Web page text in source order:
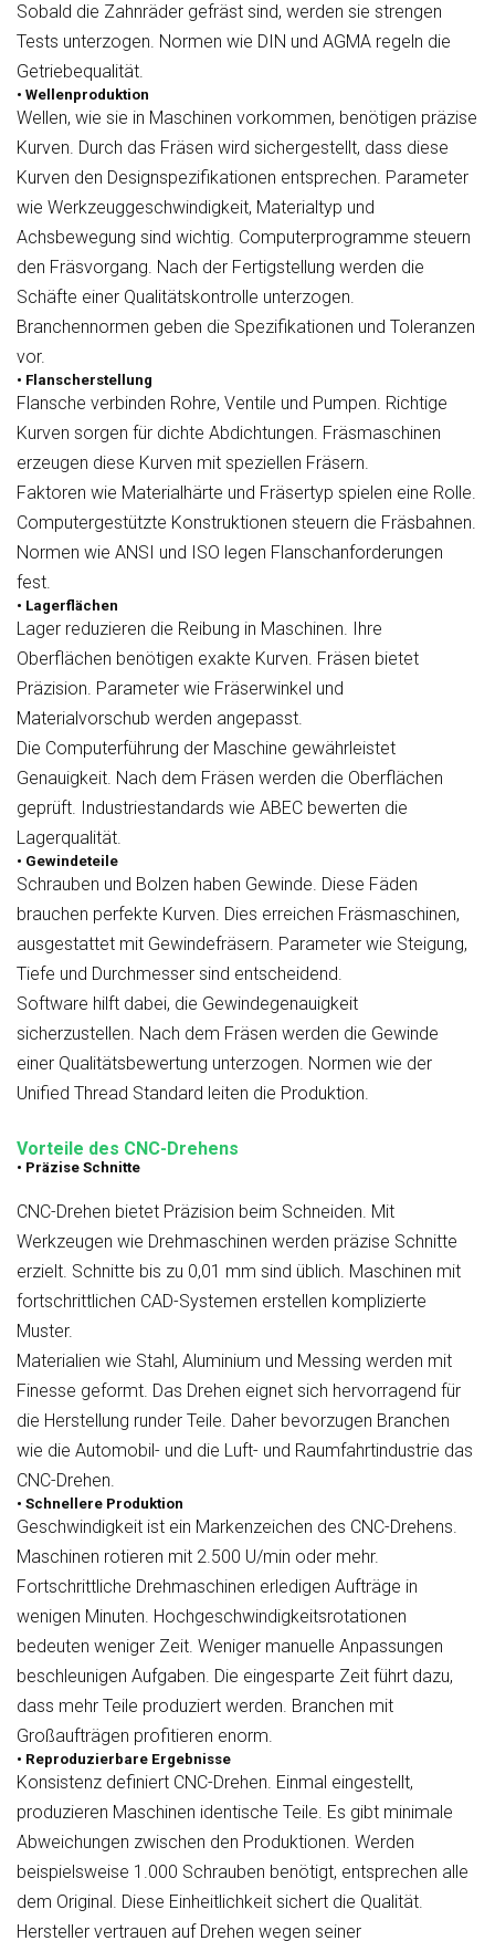
Sobald die Zahnräder gefräst sind, werden sie strengen
Tests unterzogen. Normen wie DIN und AGMA regeln die
Getriebequalität.
• Wellenproduktion
Wellen, wie sie in Maschinen vorkommen, benötigen präzise
Kurven. Durch das Fräsen wird sichergestellt, dass diese
Kurven den Designspezifikationen entsprechen. Parameter
wie Werkzeuggeschwindigkeit, Materialtyp und
Achsbewegung sind wichtig. Computerprogramme steuern
den Fräsvorgang. Nach der Fertigstellung werden die
Schäfte einer Qualitätskontrolle unterzogen.
Branchennormen geben die Spezifikationen und Toleranzen
vor.
• Flanscherstellung
Flansche verbinden Rohre, Ventile und Pumpen. Richtige
Kurven sorgen für dichte Abdichtungen. Fräsmaschinen
erzeugen diese Kurven mit speziellen Fräsern.
Faktoren wie Materialhärte und Fräsertyp spielen eine Rolle.
Computergestützte Konstruktionen steuern die Fräsbahnen.
Normen wie ANSI und ISO legen Flanschanforderungen
fest.
• Lagerflächen
Lager reduzieren die Reibung in Maschinen. Ihre
Oberflächen benötigen exakte Kurven. Fräsen bietet
Präzision. Parameter wie Fräserwinkel und
Materialvorschub werden angepasst.
Die Computerführung der Maschine gewährleistet
Genauigkeit. Nach dem Fräsen werden die Oberflächen
geprüft. Industriestandards wie ABEC bewerten die
Lagerqualität.
• Gewindeteile
Schrauben und Bolzen haben Gewinde. Diese Fäden
brauchen perfekte Kurven. Dies erreichen Fräsmaschinen,
ausgestattet mit Gewindefräsern. Parameter wie Steigung,
Tiefe und Durchmesser sind entscheidend.
Software hilft dabei, die Gewindegenauigkeit
sicherzustellen. Nach dem Fräsen werden die Gewinde
einer Qualitätsbewertung unterzogen. Normen wie der
Unified Thread Standard leiten die Produktion.
Vorteile des CNC-Drehens
• Präzise Schnitte
CNC-Drehen bietet Präzision beim Schneiden. Mit
Werkzeugen wie Drehmaschinen werden präzise Schnitte
erzielt. Schnitte bis zu 0,01 mm sind üblich. Maschinen mit
fortschrittlichen CAD-Systemen erstellen komplizierte
Muster.
Materialien wie Stahl, Aluminium und Messing werden mit
Finesse geformt. Das Drehen eignet sich hervorragend für
die Herstellung runder Teile. Daher bevorzugen Branchen
wie die Automobil- und die Luft- und Raumfahrtindustrie das
CNC-Drehen.
• Schnellere Produktion
Geschwindigkeit ist ein Markenzeichen des CNC-Drehens.
Maschinen rotieren mit 2.500 U/min oder mehr.
Fortschrittliche Drehmaschinen erledigen Aufträge in
wenigen Minuten. Hochgeschwindigkeitsrotationen
bedeuten weniger Zeit. Weniger manuelle Anpassungen
beschleunigen Aufgaben. Die eingesparte Zeit führt dazu,
dass mehr Teile produziert werden. Branchen mit
Großaufträgen profitieren enorm.
• Reproduzierbare Ergebnisse
Konsistenz definiert CNC-Drehen. Einmal eingestellt,
produzieren Maschinen identische Teile. Es gibt minimale
Abweichungen zwischen den Produktionen. Werden
beispielsweise 1.000 Schrauben benötigt, entsprechen alle
dem Original. Diese Einheitlichkeit sichert die Qualität.
Hersteller vertrauen auf Drehen wegen seiner